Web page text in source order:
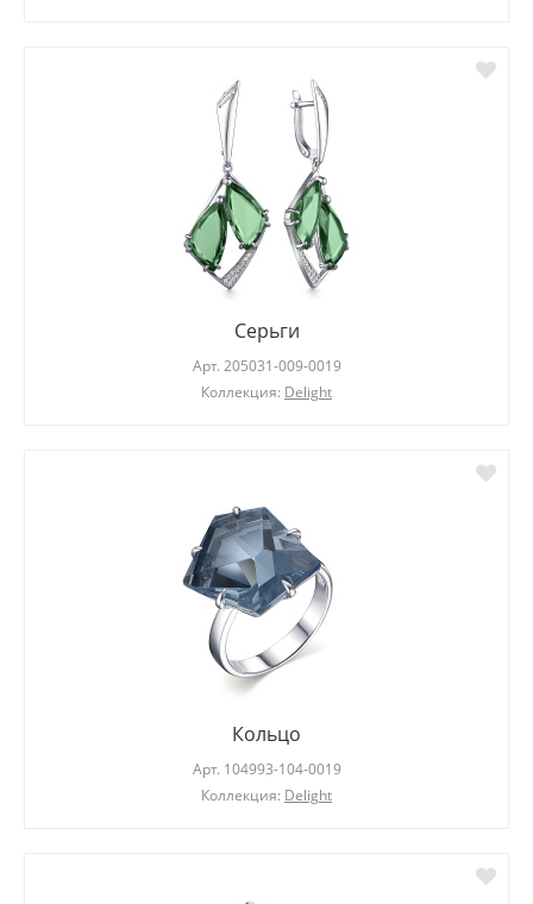
Серьги
Арт. 205031-009-0019
Коллекция: Delight
Кольцо
Арт. 104993-104-0019
Коллекция: Delight